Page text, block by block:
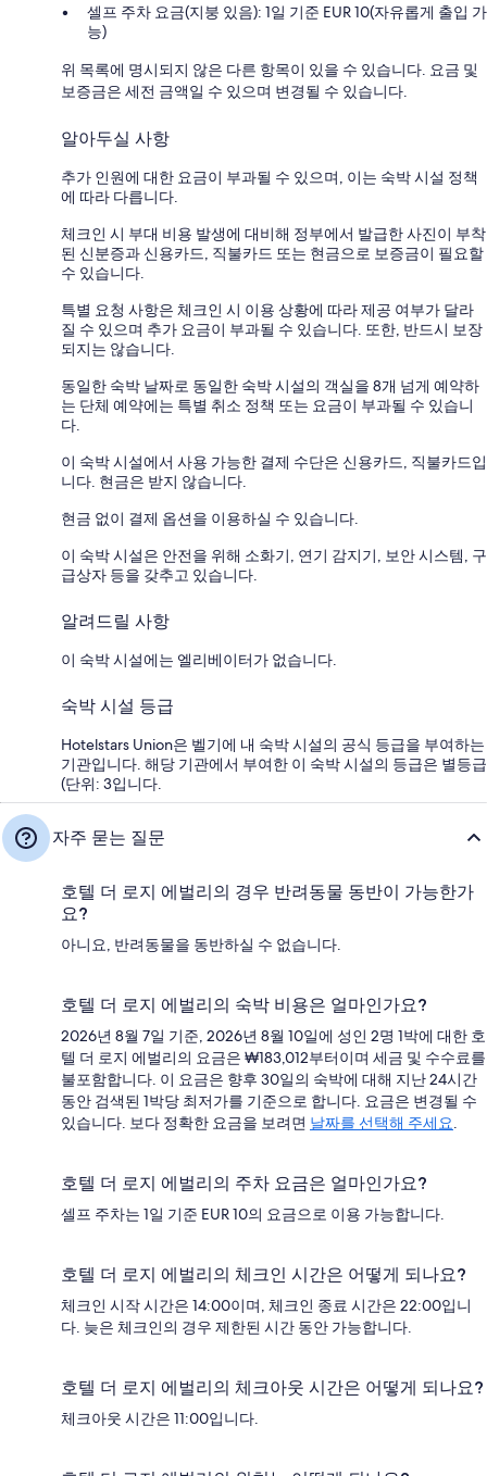
셀프 주차 요금(지붕 있음): 1일 기준 EUR 10(자유롭게 출입 가
능)
위 목록에 명시되지 않은 다른 항목이 있을 수 있습니다. 요금 및
보증금은 세전 금액일 수 있으며 변경될 수 있습니다.
알아두실 사항
추가 인원에 대한 요금이 부과될 수 있으며, 이는 숙박 시설 정책
에 따라 다릅니다.
체크인 시 부대 비용 발생에 대비해 정부에서 발급한 사진이 부착
된 신분증과 신용카드, 직불카드 또는 현금으로 보증금이 필요할
수 있습니다.
특별 요청 사항은 체크인 시 이용 상황에 따라 제공 여부가 달라
질 수 있으며 추가 요금이 부과될 수 있습니다. 또한, 반드시 보장
되지는 않습니다.
동일한 숙박 날짜로 동일한 숙박 시설의 객실을 8개 넘게 예약하
는 단체 예약에는 특별 취소 정책 또는 요금이 부과될 수 있습니
다.
이 숙박 시설에서 사용 가능한 결제 수단은 신용카드, 직불카드입
니다. 현금은 받지 않습니다.
현금 없이 결제 옵션을 이용하실 수 있습니다.
이 숙박 시설은 안전을 위해 소화기, 연기 감지기, 보안 시스템, 구
급상자 등을 갖추고 있습니다.
알려드릴 사항
이 숙박 시설에는 엘리베이터가 없습니다.
숙박 시설 등급
Hotelstars Union은 벨기에 내 숙박 시설의 공식 등급을 부여하는
기관입니다. 해당 기관에서 부여한 이 숙박 시설의 등급은 별등급
(단위: 3입니다.
자주 묻는 질문
호텔 더 로지 에벌리의 경우 반려동물 동반이 가능한가
요?
아니요, 반려동물을 동반하실 수 없습니다.
호텔 더 로지 에벌리의 숙박 비용은 얼마인가요?
2026년 8월 7일 기준, 2026년 8월 10일에 성인 2명 1박에 대한 호
텔 더 로지 에벌리의 요금은 ₩183,012부터이며 세금 및 수수료를
불포함합니다. 이 요금은 향후 30일의 숙박에 대해 지난 24시간
동안 검색된 1박당 최저가를 기준으로 합니다. 요금은 변경될 수
있습니다. 보다 정확한 요금을 보려면 날짜를 선택해 주세요.
호텔 더 로지 에벌리의 주차 요금은 얼마인가요?
셀프 주차는 1일 기준 EUR 10의 요금으로 이용 가능합니다.
호텔 더 로지 에벌리의 체크인 시간은 어떻게 되나요?
체크인 시작 시간은 14:00이며, 체크인 종료 시간은 22:00입니
다. 늦은 체크인의 경우 제한된 시간 동안 가능합니다.
호텔 더 로지 에벌리의 체크아웃 시간은 어떻게 되나요?
체크아웃 시간은 11:00입니다.